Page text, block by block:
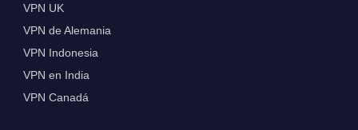
VPN UK
VPN de Alemania
VPN Indonesia
VPN en India
VPN Canadá